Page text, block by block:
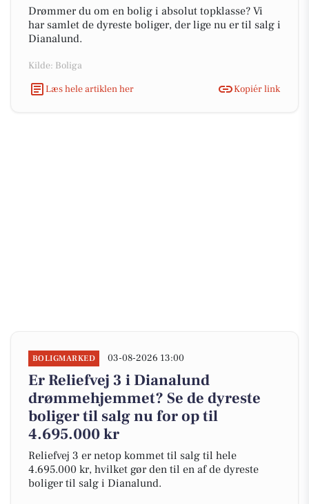
Drømmer du om en bolig i absolut topklasse? Vi
har samlet de dyreste boliger, der lige nu er til salg i
Dianalund.
Kilde: Boliga
Læs hele artiklen her
Kopiér link
BOLIGMARKED 03-08-2026 13:00
Er Reliefvej 3 i Dianalund
drømmehjemmet? Se de dyreste
boliger til salg nu for op til
4.695.000 kr
Reliefvej 3 er netop kommet til salg til hele
4.695.000 kr, hvilket gør den til en af de dyreste
boliger til salg i Dianalund.